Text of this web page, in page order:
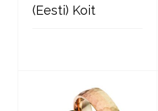
(Eesti) Koit